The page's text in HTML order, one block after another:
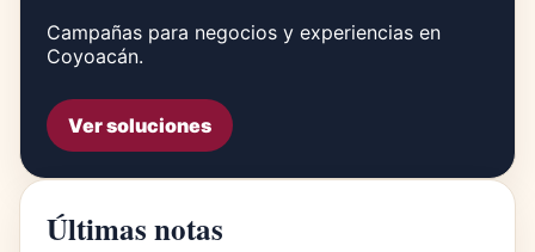
Campañas para negocios y experiencias en
Coyoacán.
Ver soluciones
Últimas notas